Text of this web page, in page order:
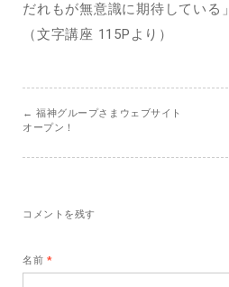
だれもが無意識に期待している」
（文字講座 115Pより）
← 福神グループさまウェブサイト
オープン！
コメントを残す
名前 *